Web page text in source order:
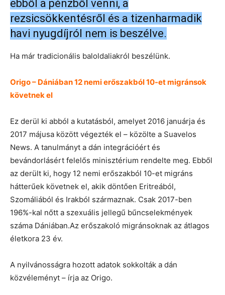
ebből a pénzből venni, a
rezsicsökkentésről és a tizenharmadik
havi nyugdíjról nem is beszélve.
Ha már tradicionális baloldaliakról beszélünk.
Origo – Dániában 12 nemi erőszakból 10-et migránsok
követnek el
Ez derül ki abból a kutatásból, amelyet 2016 januárja és
2017 májusa között végezték el – közölte a Suavelos
News. A tanulmányt a dán integrációért és
bevándorlásért felelős minisztérium rendelte meg. Ebből
az derült ki, hogy 12 nemi erőszakból 10-et migráns
hátterűek követnek el, akik döntően Eritreából,
Szomáliából és Irakból származnak. Csak 2017-ben
196%-kal nőtt a szexuális jellegű bűncselekmények
száma Dániában.Az erőszakoló migránsoknak az átlagos
életkora 23 év.
A nyilvánosságra hozott adatok sokkolták a dán
közvéleményt – írja az Origo.